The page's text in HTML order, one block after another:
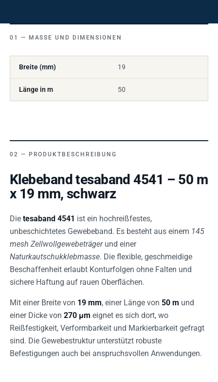
MASSE UND DIMENSIONEN
Breite (mm) 19
Länge in m 50
PRODUKTBESCHREIBUNG
Klebeband tesaband 4541 – 50 m
x 19 mm, schwarz
Die tesaband 4541 ist ein hochreißfestes,
unbeschichtetes Gewebeband. Es besteht aus einem 145
mesh Zellwollgewebeträgerund einer
Naturkautschukklebmasse. Die flexible, geschmeidige
Beschaffenheit erlaubt Konturfolgen ohne Falten und
sichere Haftung auf rauen Oberflächen.
Mit einer Breite von 19 mm, einer Länge von 50 m und
einer Dicke von 270 µm eignet es sich dort, wo
Reißfestigkeit, Verformbarkeit und Markierbarkeit gefragt
sind. Die Gewebestruktur unterstützt robuste
Befestigungen auch bei anspruchsvollen Anwendungen.